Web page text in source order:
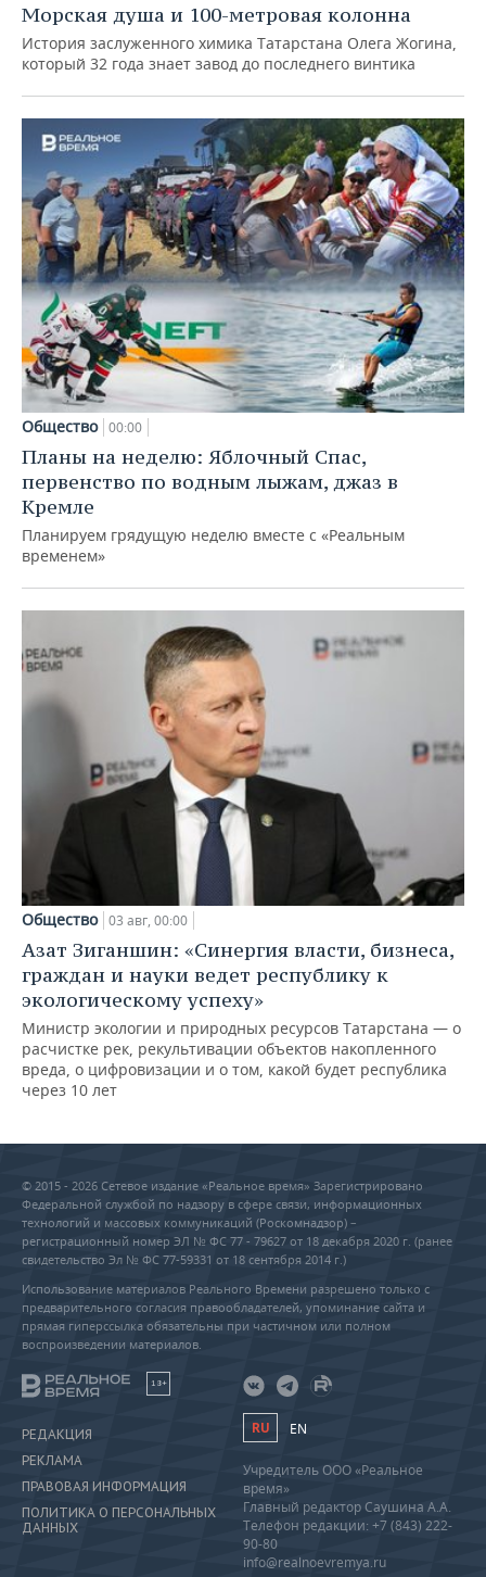
Морская душа и 100-метровая колонна
История заслуженного химика Татарстана Олега Жогина,
который 32 года знает завод до последнего винтика
Общество 00:00
Планы на неделю: Яблочный Спас,
первенство по водным лыжам, джаз в
Кремле
Планируем грядущую неделю вместе с «Реальным
временем»
Общество 03 авг, 00:00
Азат Зиганшин: «Синергия власти, бизнеса,
граждан и науки ведет республику к
экологическому успеху»
Министр экологии и природных ресурсов Татарстана — о
расчистке рек, рекультивации объектов накопленного
вреда, о цифровизации и о том, какой будет республика
через 10 лет
© 2015 - 2026 Сетевое издание «Реальное время» Зарегистрировано
Федеральной службой по надзору в сфере связи, информационных
технологий и массовых коммуникаций (Роскомнадзор) –
регистрационный номер ЭЛ № ФС 77 - 79627 от 18 декабря 2020 г. (ранее
свидетельство Эл № ФС 77-59331 от 18 сентября 2014 г.)
Использование материалов Реального Времени разрешено только с
предварительного согласия правообладателей, упоминание сайта и
прямая гиперссылка обязательны при частичном или полном
воспроизведении материалов.
18+
РЕДАКЦИЯ
РЕКЛАМА
ПРАВОВАЯ ИНФОРМАЦИЯ
ПОЛИТИКА О ПЕРСОНАЛЬНЫХ
ДАННЫХ
RU EN
Учредитель ООО «Реальное
время»
Главный редактор Саушина А.А.
Телефон редакции: +7 (843) 222-
90-80
info@realnoevremya.ru